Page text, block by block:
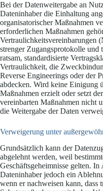
Bei der Datenweitergabe an
Dateninhaber die Einhaltung
organisatorischer Maßnahmen
erforderlichen Maßnahmen
Vertraulichkeitsvereinbarungen
strenger Zugangsprotokolle und
ratsam, standardisierte
Vertraulichkeit, die
Reverse Engineerings oder der
abdecken. Wird keine Einigung
Maßnahmen erzielt oder setzt
vereinbarten Maßnahmen nicht
die Weitergabe der Daten
Verweigerung unter
Grundsätzlich kann der
abgelehnt werden, weil
Geschäftsgeheimnisse gelten.
Dateninhaber jedoch ein
wenn er nachweisen kann, dass